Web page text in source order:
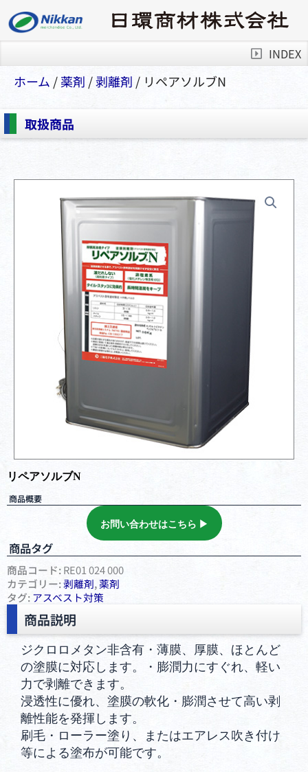
INDEX
ホーム /薬剤 /剥離剤 / リペアソルブN
取扱商品
リペアソルブN
商品概要
お問い合わせはこちら ▶︎
商品タグ
商品コード:RE01 024 000
カテゴリー:剥離剤,薬剤
タグ:アスベスト対策
商品説明
ジクロロメタン非含有・薄膜、厚膜、ほとんど
の塗膜に対応します。・膨潤力にすぐれ、軽い
力で剥離できます。
浸透性に優れ、塗膜の軟化・膨潤させて高い剥
離性能を発揮します。
刷毛・ローラー塗り、またはエアレス吹き付け
等による塗布が可能です。